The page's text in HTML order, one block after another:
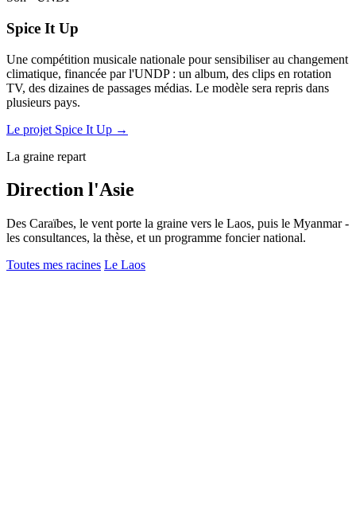
Spice It Up
Une compétition musicale nationale pour sensibiliser au changement
climatique, financée par l'UNDP : un album, des clips en rotation
TV, des dizaines de passages médias. Le modèle sera repris dans
plusieurs pays.
Le projet Spice It Up →
La graine repart
Direction l'Asie
Des Caraïbes, le vent porte la graine vers le Laos, puis le Myanmar -
les consultances, la thèse, et un programme foncier national.
Toutes mes racines Le Laos